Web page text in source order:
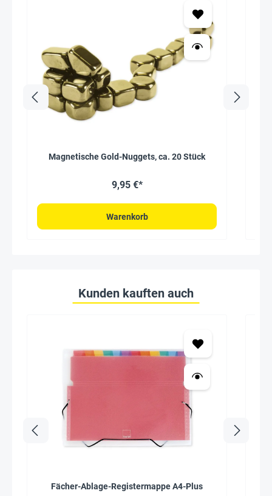
Magnetische Gold-Nuggets, ca. 20 Stück
9,95 €*
Warenkorb
Kunden kauften auch
Fächer-Ablage-Registermappe A4-Plus